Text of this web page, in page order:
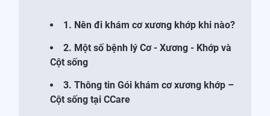
1. Nên đi khám cơ xương khớp khi nào?
2. Một số bệnh lý Cơ - Xương - Khớp và
Cột sống
3. Thông tin Gói khám cơ xương khớp –
Cột sống tại CCare